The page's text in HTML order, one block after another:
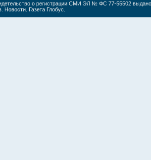
о регистрации СМИ ЭЛ № ФС 77-55502
Новости. Газета Глобус